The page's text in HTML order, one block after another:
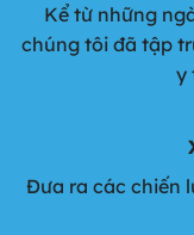
Kể từ những
chúng tôi đã tập
y
Đưa ra các chiến